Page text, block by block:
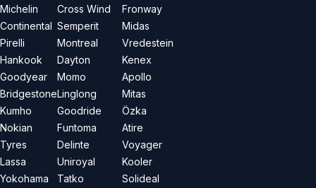
Michelin
Continental
Pirelli
Hankook
Goodyear
Bridgestone
Kumho
Nokian
Tyres
Lassa
Yokohama
Cross Wind
Semperit
Montreal
Dayton
Momo
Linglong
Goodride
Funtoma
Delinte
Uniroyal
Tatko
Fronway
Midas
Vredestein
Kenex
Apollo
Mitas
Özka
Atire
Voyager
Kooler
Solideal